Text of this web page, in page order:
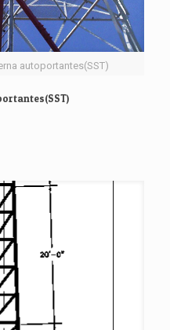
autoportantes(SST)